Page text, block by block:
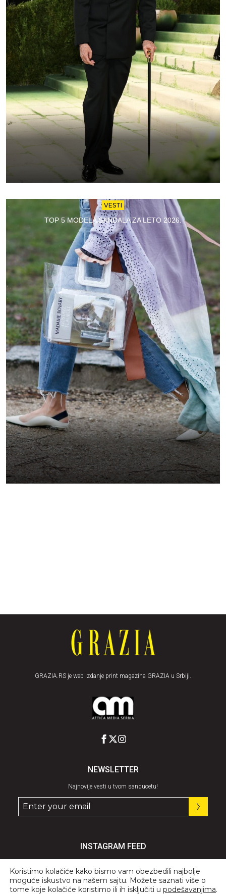
VESTI
TOP 5 MODELA SANDALA ZA LETO 2026.
GRAZIA.RS je web izdanje print magazina GRAZIA u Srbiji.
NEWSLETTER
Najnovije vesti u tvom sanducetu!
INSTAGRAM FEED
Koristimo kolačiće kako bismo vam obezbedili najbolje
moguće iskustvo na našem sajtu. Možete saznati više o
tome koje kolačiće koristimo ili ih isključiti u podešavanjima.